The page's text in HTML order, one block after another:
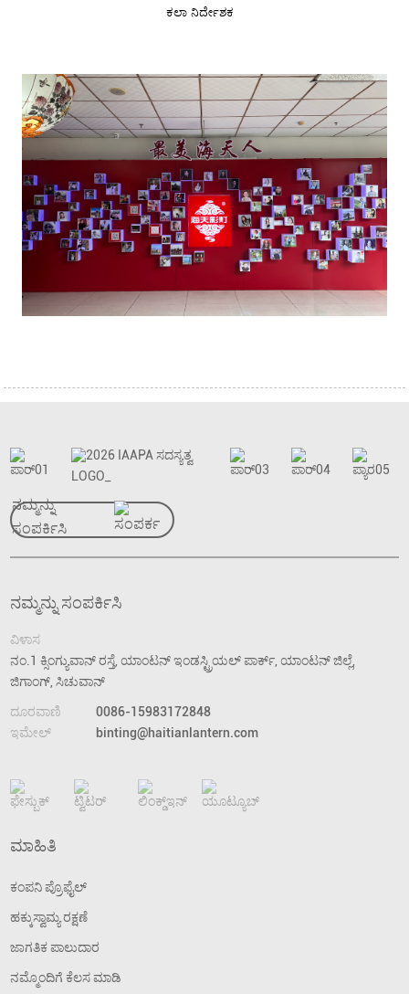
ಕಲಾ ನಿರ್ದೇಶಕ
ನಮ್ಮನ್ನು
ಸಂಪರ್ಕಿಸಿ
ನಮ್ಮನ್ನು ಸಂಪರ್ಕಿಸಿ
ವಿಳಾಸ
ನಂ.1 ಕ್ಸಿಂಗ್ಯುವಾನ್ ರಸ್ತೆ, ಯಾಂಟನ್ ಇಂಡಸ್ಟ್ರಿಯಲ್ ಪಾರ್ಕ್, ಯಾಂಟನ್ ಜಿಲ್ಲೆ,
ಜಿಗಾಂಗ್, ಸಿಚುವಾನ್
ದೂರವಾಣಿ
0086-15983172848
ಇಮೇಲ್
binting@haitianlantern.com
ಮಾಹಿತಿ
ಕಂಪನಿ ಪ್ರೊಫೈಲ್
ಹಕ್ಕುಸ್ವಾಮ್ಯ ರಕ್ಷಣೆ
ಜಾಗತಿಕ ಪಾಲುದಾರ
ನಮ್ಮೊಂದಿಗೆ ಕೆಲಸ ಮಾಡಿ